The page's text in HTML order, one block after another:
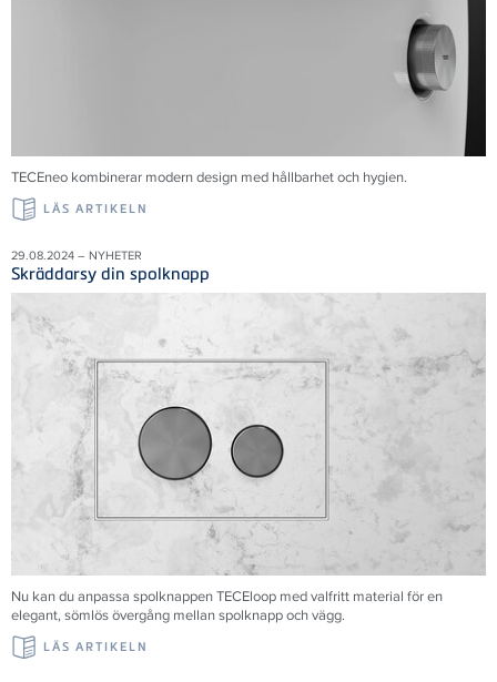
TECEneo kombinerar modern design med hållbarhet och hygien.
LÄS ARTIKELN
29.08.2024 – NYHETER
Skräddarsy din spolknapp
Nu kan du anpassa spolknappen TECEloop med valfritt material för en
elegant, sömlös övergång mellan spolknapp och vägg.
LÄS ARTIKELN